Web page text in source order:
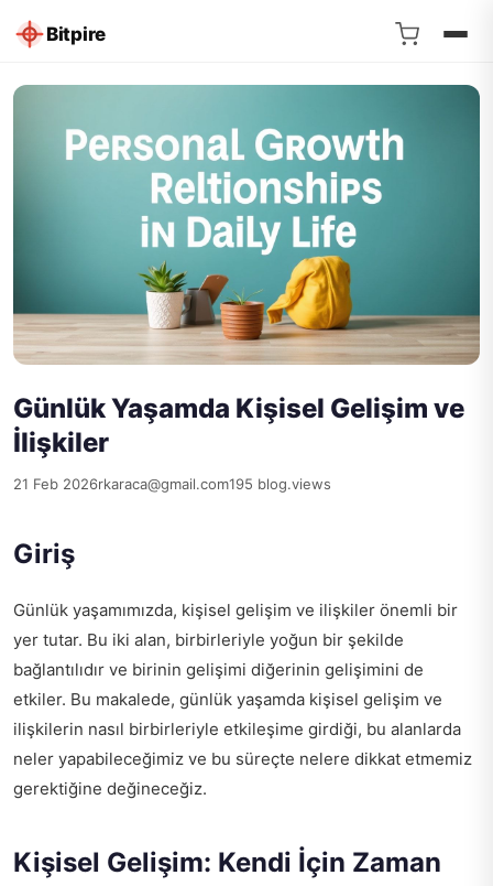
Bitpire
Günlük Yaşamda Kişisel Gelişim ve
İlişkiler
21 Feb 2026rkaraca@gmail.com195 blog.views
Giriş
Günlük yaşamımızda, kişisel gelişim ve ilişkiler önemli bir
yer tutar. Bu iki alan, birbirleriyle yoğun bir şekilde
bağlantılıdır ve birinin gelişimi diğerinin gelişimini de
etkiler. Bu makalede, günlük yaşamda kişisel gelişim ve
ilişkilerin nasıl birbirleriyle etkileşime girdiği, bu alanlarda
neler yapabileceğimiz ve bu süreçte nelere dikkat etmemiz
gerektiğine değineceğiz.
Kişisel Gelişim: Kendi İçin Zaman